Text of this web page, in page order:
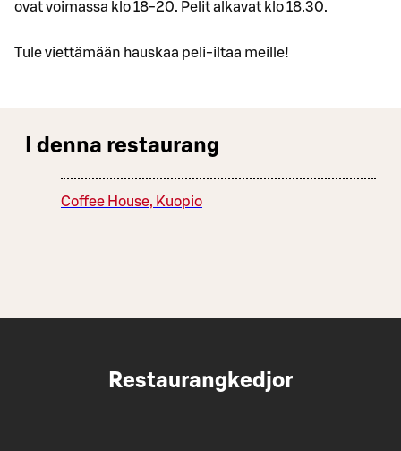
ovat voimassa klo 18-20. Pelit alkavat klo 18.30.
Tule viettämään hauskaa peli-iltaa meille!
I denna restaurang
Coffee House, Kuopio
Restaurangkedjor